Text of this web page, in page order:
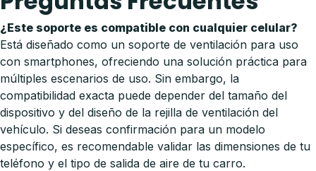
¿Este soporte es compatible con cualquier celular?
Está diseñado como un soporte de ventilación para uso
con smartphones, ofreciendo una solución práctica para
múltiples escenarios de uso. Sin embargo, la
compatibilidad exacta puede depender del tamaño del
dispositivo y del diseño de la rejilla de ventilación del
vehículo. Si deseas confirmación para un modelo
específico, es recomendable validar las dimensiones de tu
teléfono y el tipo de salida de aire de tu carro.